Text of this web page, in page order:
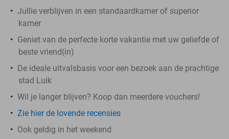
Jullie verblijven in een standaardkamer of superior
kamer
Geniet van de perfecte korte vakantie met uw geliefde of
beste vriend(in)
De ideale uitvalsbasis voor een bezoek aan de prachtige
stad Luik
Wil je langer blijven? Koop dan meerdere vouchers!
Zie hier de lovende recensies
Ook geldig in het weekend